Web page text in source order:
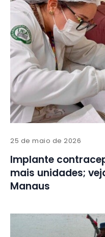
25 de maio de 2026
Implante
mais unidades;
Manaus